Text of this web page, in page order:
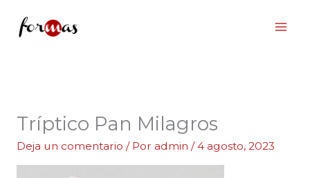
Tríptico Pan Milagros
Deja un comentario / Por admin /4 agosto, 2023